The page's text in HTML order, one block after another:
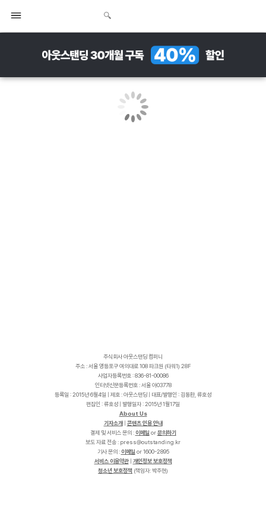
주식회사 아웃스탠딩 컴퍼니
주소 : 서울 영등포구 여의대로 108 파크원 (타워1) 28F
사업자등록번호 : 836-81-00086
인터넷신문등록번호 : 서울 아03778
등록일 : 2015년 6월4일 | 제호 : 아웃스탠딩 | 대표/발행인 : 김동환, 류호성
편집인 : 류호성 | 발행일자 : 2015년 1월17일
About Us
기자소개
콘텐츠 인용 안내
결제 및 서비스 문의 : 이메일 or문의하기
보도 자료 전송 :
r
k
.
g
n
i
d
n
a
t
s
t
u
o
@
s
s
e
r
p
기사 문의 : 이메일 or 1600-2895
서비스 이용약관| 개인정보 보호정책
청소년 보호정책 (책임자: 박주현)